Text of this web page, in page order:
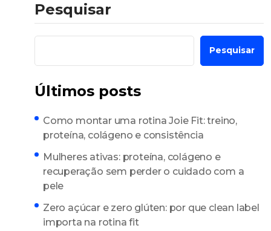
Pesquisar
Pesquisar
Últimos posts
Como montar uma rotina Joie Fit: treino,
proteína, colágeno e consistência
Mulheres ativas: proteína, colágeno e
recuperação sem perder o cuidado com a
pele
Zero açúcar e zero glúten: por que clean label
importa na rotina fit